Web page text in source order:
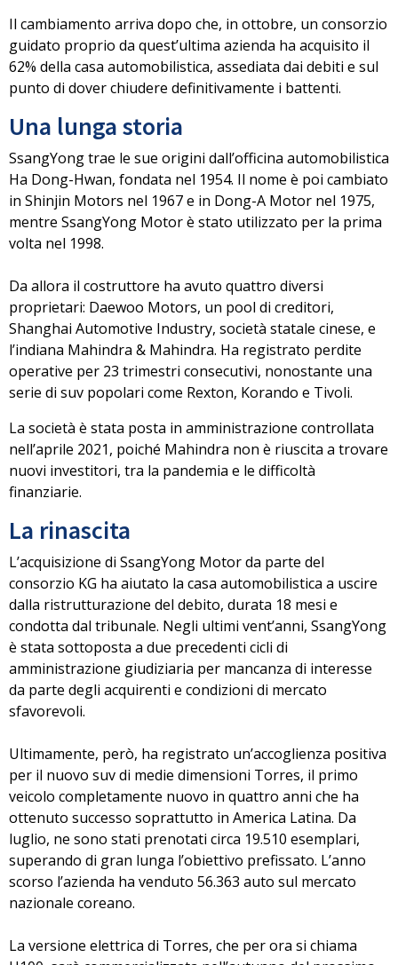
Il cambiamento arriva dopo che, in ottobre, un consorzio
guidato proprio da quest’ultima azienda ha acquisito il
62% della casa automobilistica, assediata dai debiti e sul
punto di dover chiudere definitivamente i battenti.
Una lunga storia
SsangYong trae le sue origini dall’officina automobilistica
Ha Dong-Hwan, fondata nel 1954. Il nome è poi cambiato
in Shinjin Motors nel 1967 e in Dong-A Motor nel 1975,
mentre SsangYong Motor è stato utilizzato per la prima
volta nel 1998.
Da allora il costruttore ha avuto quattro diversi
proprietari: Daewoo Motors, un pool di creditori,
Shanghai Automotive Industry, società statale cinese, e
l’indiana Mahindra & Mahindra. Ha registrato perdite
operative per 23 trimestri consecutivi, nonostante una
serie di suv popolari come Rexton, Korando e Tivoli.
La società è stata posta in amministrazione controllata
nell’aprile 2021, poiché Mahindra non è riuscita a trovare
nuovi investitori, tra la pandemia e le difficoltà
finanziarie.
La rinascita
L’acquisizione di SsangYong Motor da parte del
consorzio KG ha aiutato la casa automobilistica a uscire
dalla ristrutturazione del debito, durata 18 mesi e
condotta dal tribunale. Negli ultimi vent’anni, SsangYong
è stata sottoposta a due precedenti cicli di
amministrazione giudiziaria per mancanza di interesse
da parte degli acquirenti e condizioni di mercato
sfavorevoli.
Ultimamente, però, ha registrato un’accoglienza positiva
per il nuovo suv di medie dimensioni Torres, il primo
veicolo completamente nuovo in quattro anni che ha
ottenuto successo soprattutto in America Latina. Da
luglio, ne sono stati prenotati circa 19.510 esemplari,
superando di gran lunga l’obiettivo prefissato. L’anno
scorso l’azienda ha venduto 56.363 auto sul mercato
nazionale coreano.
La versione elettrica di Torres, che per ora si chiama